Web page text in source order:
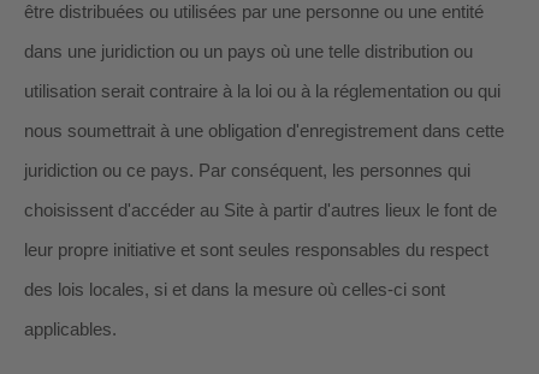
être distribuées ou utilisées par une personne ou une entité
dans une juridiction ou un pays où une telle distribution ou
utilisation serait contraire à la loi ou à la réglementation ou qui
nous soumettrait à une obligation d'enregistrement dans cette
juridiction ou ce pays. Par conséquent, les personnes qui
choisissent d'accéder au Site à partir d'autres lieux le font de
leur propre initiative et sont seules responsables du respect
des lois locales, si et dans la mesure où celles-ci sont
applicables.